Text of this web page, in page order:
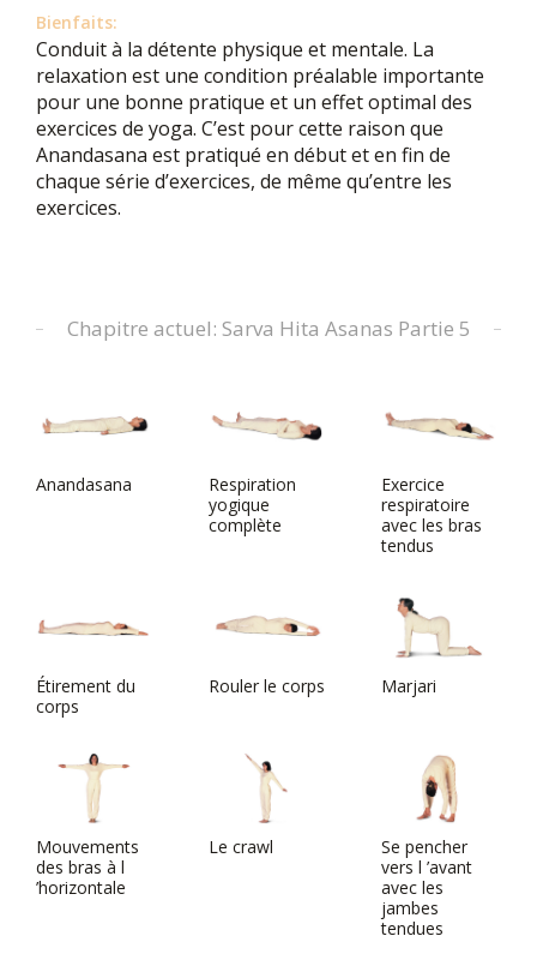
Bienfaits:
Conduit à la détente physique et mentale. La
relaxation est une condition préalable importante
pour une bonne pratique et un effet optimal des
exercices de yoga. C’est pour cette raison que
Anandasana est pratiqué en début et en fin de
chaque série d’exercices, de même qu’entre les
exercices.
Chapitre actuel: Sarva Hita Asanas Partie 5
Anandasana
Respiration
yogique
complète
Exercice
respiratoire
avec les bras
tendus
Étirement du
corps
Rouler le corps Marjari
Mouvements
des bras à l
’horizontale
Le crawl
Se pencher
vers l ’avant
avec les
jambes
tendues